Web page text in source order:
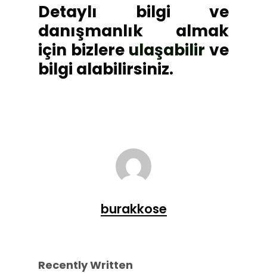
Detaylı bilgi ve
danışmanlık almak
için bizlere ulaşabilir ve
bilgi alabilirsiniz.
burakkose
Recently Written